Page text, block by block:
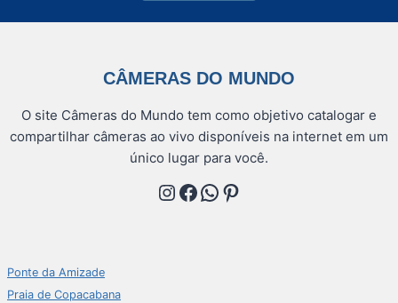
CÂMERAS DO MUNDO
O site Câmeras do Mundo tem como objetivo catalogar e
compartilhar câmeras ao vivo disponíveis na internet em um
único lugar para você.
Instagram
Facebook
WhatsApp
Pinterest
Ponte da Amizade
Praia de Copacabana